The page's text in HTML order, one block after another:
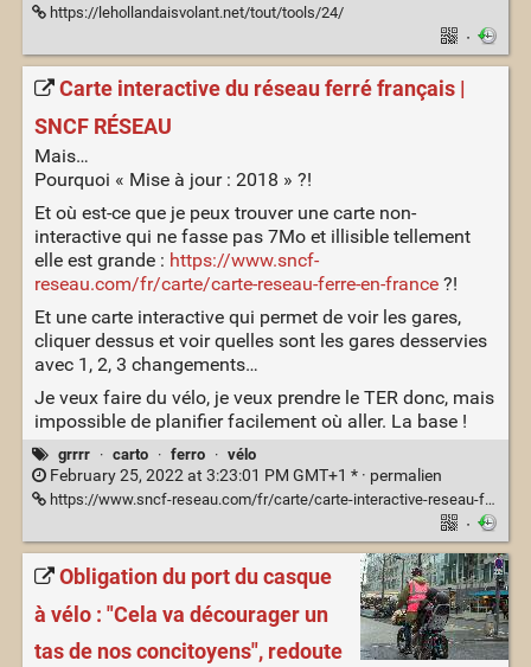
https://lehollandaisvolant.net/tout/tools/24/
·
Carte interactive du réseau ferré français |
SNCF RÉSEAU
Mais…
Pourquoi « Mise à jour : 2018 » ?!
Et où est-ce que je peux trouver une carte non-
interactive qui ne fasse pas 7Mo et illisible tellement
elle est grande : https://www.sncf-
reseau.com/fr/carte/carte-reseau-ferre-en-france?!
Et une carte interactive qui permet de voir les gares,
cliquer dessus et voir quelles sont les gares desservies
avec 1, 2, 3 changements…
Je veux faire du vélo, je veux prendre le TER donc, mais
impossible de planifier facilement où aller. La base !
grrrr · carto · ferro · vélo
February 25, 2022 at 3:23:01 PM GMT+1 * · permalien
https://www.sncf-reseau.com/fr/carte/carte-interactive-reseau-ferre-francais-0
·
Obligation du port du casque
à vélo : "Cela va décourager un
tas de nos concitoyens", redoute